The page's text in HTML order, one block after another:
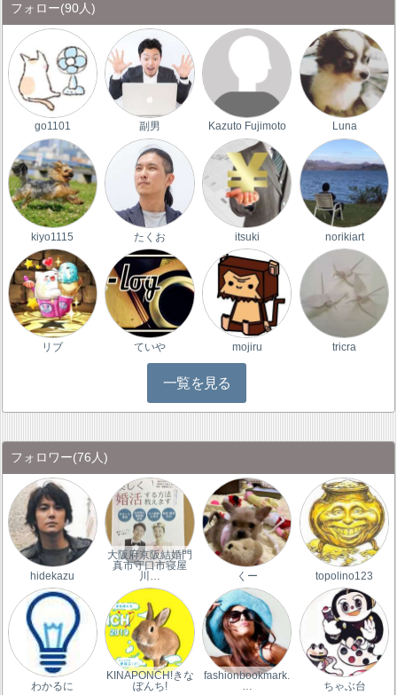
フォロー(90人)
go1101 副男 Kazuto Fujimoto Luna
kiyo1115 たくお itsuki norikiart
リブ ていや mojiru tricra
一覧を見る
フォロワー(76人)
hidekazu
大阪府京阪結婚門
真市守口市寝屋
川…
くー topolino123
わかるに
KINAPONCH!きな
ぽんち!
fashionbookmark.
ちゃぶ台